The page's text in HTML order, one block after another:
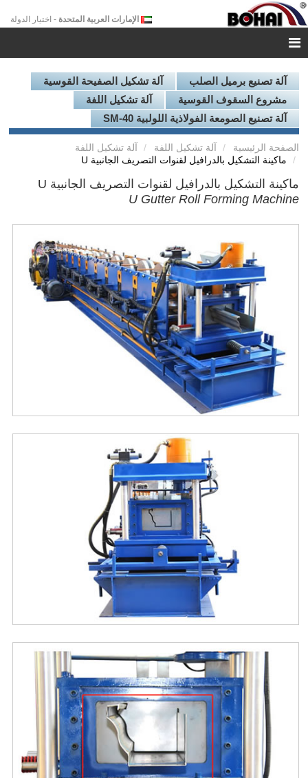
الإمارات العربية المتحدة - اختيار الدولة
آلة تصنيع برميل الصلب
آلة تشكيل الصفيحة القوسية
مشروع السقوف القوسية
آلة تشكيل اللفة
آلة تصنيع الصومعة الفولاذية اللولبية SM-40
الصفحة الرئيسية آلة تشكيل اللفة
آلة تشكيل اللفة
ماكينة التشكيل بالدرافيل لقنوات التصريف الجانبية U
ماكينة التشكيل بالدرافيل لقنوات التصريف الجانبية U
U Gutter Roll Forming Machine